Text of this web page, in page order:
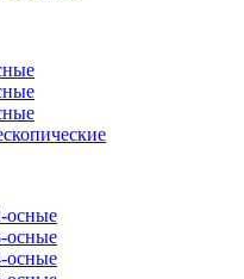
осные
осные
осные